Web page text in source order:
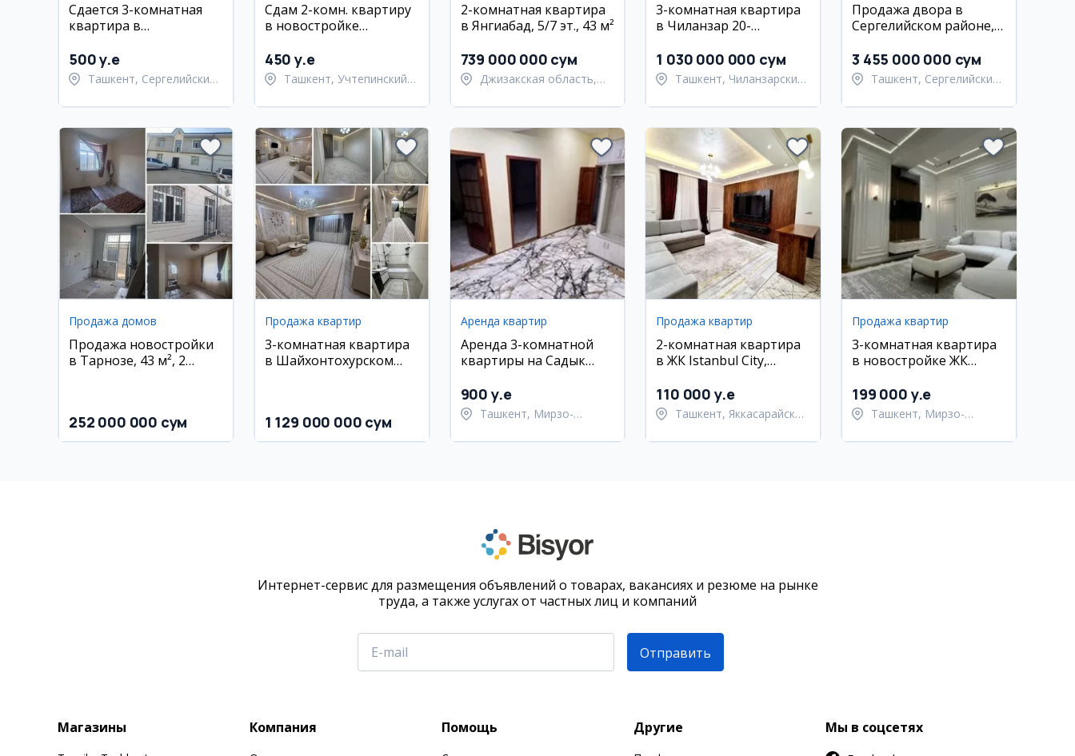
Сдается 3-комнатная
квартира в
Сергелийский район
500 y.e
Ташкент, Сергелийский
Сдам 2-комн. квартиру
в новостройке
450 y.e
Ташкент, Учтепинский
2-комнатная квартира
в Янгиабад, 5/7 эт., 43 м²
739 000 000 сум
Джизакская область,
3-комнатная квартира
в Чиланзар 20-
1 030 000 000 сум
Ташкент, Чиланзарский
Продажа двора в
Сергелийском районе,
3 455 000 000 сум
Ташкент, Сергелийский
Продажа домов
Продажа новостройки
в Тарнозе, 43 м², 2
252 000 000 сум
Продажа квартир
3-комнатная квартира
в Шайхонтохурском
1 129 000 000 сум
Аренда квартир
Аренда 3-комнатной
квартиры на Садык
900 y.e
Ташкент, Мирзо-
Продажа квартир
2-комнатная квартира
в ЖК Istanbul City,
110 000 y.e
Ташкент, Яккасарайский
Продажа квартир
3-комнатная квартира
в новостройке ЖК
Улугбекский район
199 000 y.e
Ташкент, Мирзо-
Интернет-сервис для размещения объявлений о товарах, вакансиях и резюме на рынке
труда, а также услугах от частных лиц и компаний
Отправить
Магазины Компания Помощь Другие Мы в соцсетях